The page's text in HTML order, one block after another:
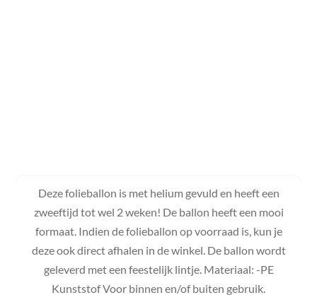
Deze folieballon is met helium gevuld en heeft een
zweeftijd tot wel 2 weken! De ballon heeft een mooi
formaat. Indien de folieballon op voorraad is, kun je
deze ook direct afhalen in de winkel. De ballon wordt
geleverd met een feestelijk lintje. Materiaal: -PE
Kunststof Voor binnen en/of buiten gebruik.